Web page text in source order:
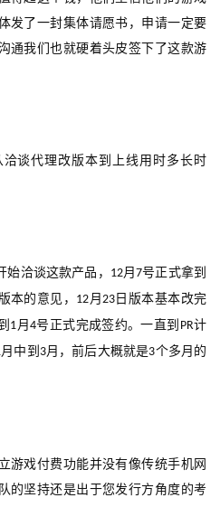
发了一封集体请愿书，申请一定要
通我们也就硬着头皮签下了这款游
谈代理改版本到上线用时多长时
始洽谈这款产品， 12月7号正式拿到
本的意见， 12月23 日版本基本改完
1月4号正式完成签约。一直到 PR计
月中到 3月，前后大概就是3个多月的
游戏付费功能并没有像传统手机网
的坚持还是出于您发行方角度的考